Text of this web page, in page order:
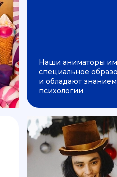
Наши аниматоры
специальное
и обладают
психологии